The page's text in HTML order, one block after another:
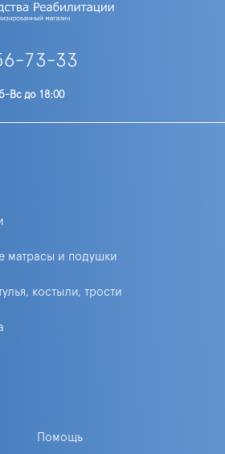
73-33
Вс до 18:00
матрасы и подушки
костыли, трости
Помощь